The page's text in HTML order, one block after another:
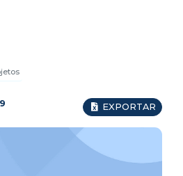
EXPORTAR